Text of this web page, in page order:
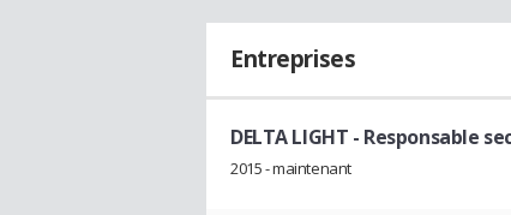
Entreprises
DELTA LIGHT - Responsable
2015 - maintenant